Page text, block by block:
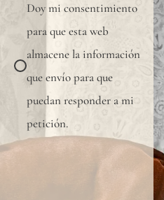
Doy mi consentimiento
para que esta web
almacene la información
que envío para que
puedan responder a mi
petición.